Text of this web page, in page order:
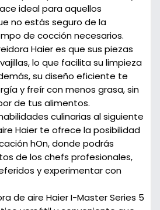
ideal para aquellos
no estás seguro de la
de cocción necesarios.
Haier es que sus piezas
lo que facilita su limpieza
su diseño eficiente te
y freír con menos grasa, sin
de tus alimentos.
culinarias al siguiente
Haier te ofrece la posibilidad
hOn, donde podrás
de los chefs profesionales,
y experimentar con
de aire Haier I-Master Series 5